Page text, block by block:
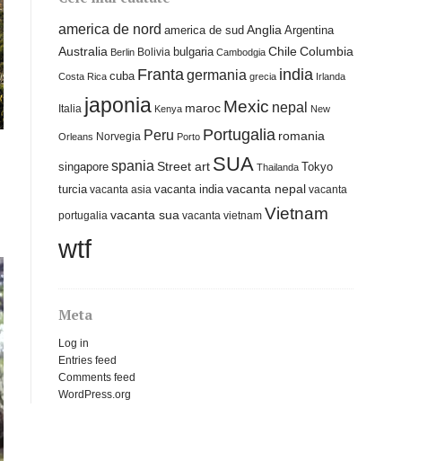
america de nord america de sud Anglia Argentina
Australia Berlin Bolivia bulgaria Cambodgia Chile Columbia
Costa Rica cuba Frantagermania grecia india Irlanda
Italia japonia Kenya maroc Mexic nepal New
Orleans Norvegia Peru Porto Portugalia romania
singapore spania Street art SUA Thailanda Tokyo
turcia vacanta asia vacanta india vacanta nepal vacanta
portugalia vacanta sua vacanta vietnam Vietnam
wtf
Meta
Log in
Entries feed
Comments feed
WordPress.org